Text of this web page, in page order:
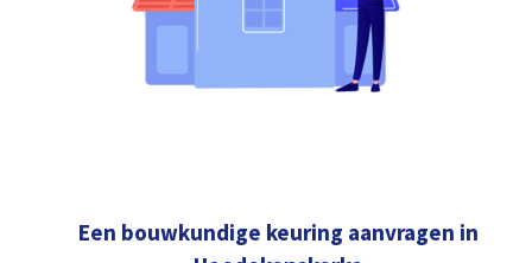
Een bouwkundige keuring aanvragen in